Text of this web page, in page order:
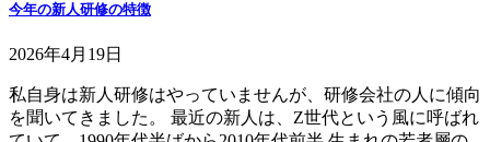
今年の新人研修の特徴
2026年4月19日
私自身は新人研修はやっていませんが、研修会社の人に傾向
を聞いてきました。 最近の新人は、Z世代という風に呼ばれ